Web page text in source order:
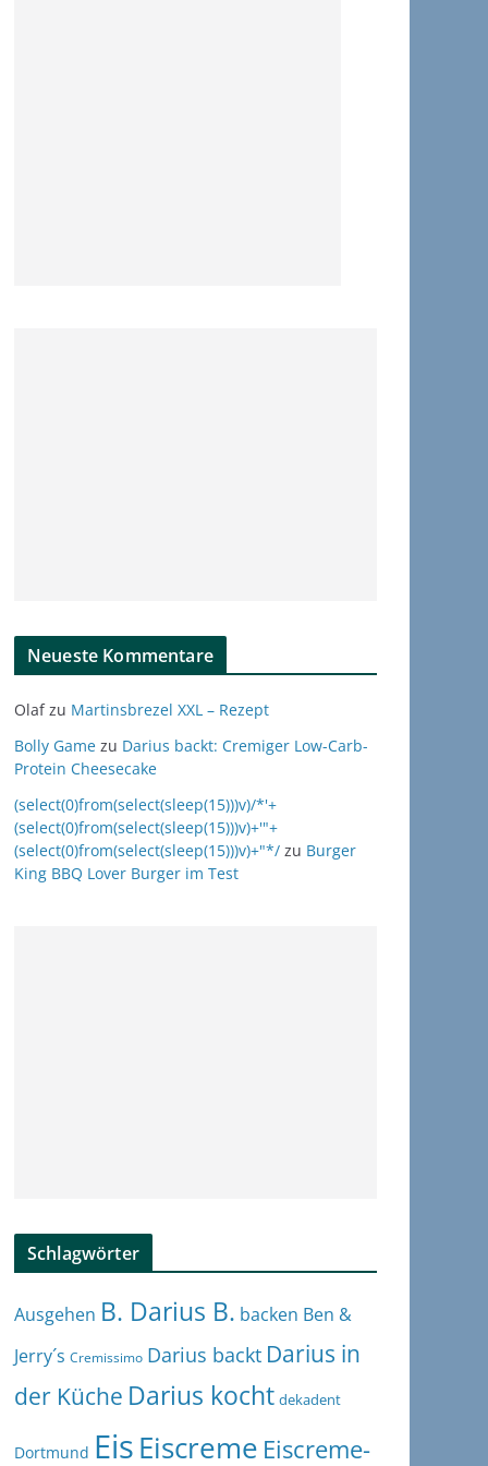
Neueste Kommentare
Olafzu Martinsbrezel XXL – Rezept
Bolly Game zu Darius backt: Cremiger Low-Carb-
Protein Cheesecake
(select(0)from(select(sleep(15)))v)/*'+
(select(0)from(select(sleep(15)))v)+'"+
(select(0)from(select(sleep(15)))v)+"*/ zu Burger
King BBQ Lover Burger im Test
Schlagwörter
Ausgehen B. Darius B. backen Ben &
Jerry´s Cremissimo Darius backt Darius in
der Küche Darius kocht dekadent
Dortmund EisEiscreme Eiscreme-